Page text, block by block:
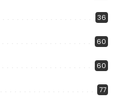
36
60
60
77